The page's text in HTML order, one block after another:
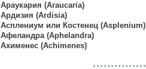
Араукария (Araucaria)
Ардизия (Ardisia)
Асплениум или Костенец (Asplenium)
Афеландра (Aphelandra)
Ахименес (Achimenes)